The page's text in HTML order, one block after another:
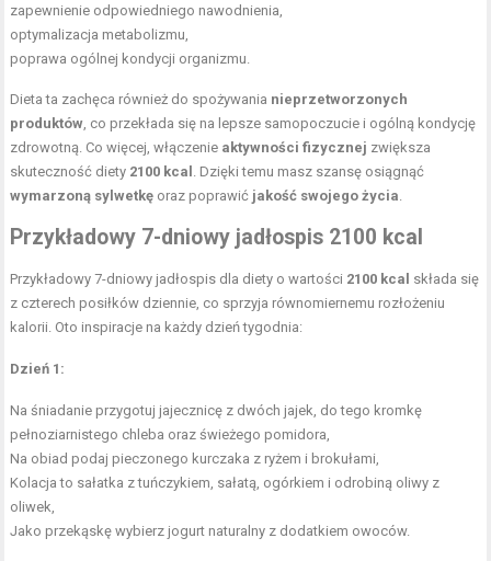
zapewnienie odpowiedniego nawodnienia,
optymalizacja metabolizmu,
poprawa ogólnej kondycji organizmu.
Dieta ta zachęca również do spożywania nieprzetworzonych
produktów , co przekłada się na lepsze samopoczucie i ogólną kondycję
zdrowotną. Co więcej, włączenie aktywności fizycznej zwiększa
skuteczność diety 2100 kcal
. Dzięki temu masz szansę osiągnąć
wymarzoną sylwetkę oraz poprawić jakość swojego życia
Przykładowy 7-dniowy jadłospis 2100 kcal
Przykładowy 7-dniowy jadłospis dla diety o wartości 2100 kcal składa się
z czterech posiłków dziennie, co sprzyja równomiernemu rozłożeniu
kalorii. Oto inspiracje na każdy dzień tygodnia:
Dzień 1:
Na śniadanie przygotuj jajecznicę z dwóch jajek, do tego kromkę
pełnoziarnistego chleba oraz świeżego pomidora,
Na obiad podaj pieczonego kurczaka z ryżem i brokułami,
Kolacja to sałatka z tuńczykiem, sałatą, ogórkiem i odrobiną oliwy z
oliwek,
Jako przekąskę wybierz jogurt naturalny z dodatkiem owoców.